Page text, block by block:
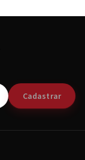
Cadastrar